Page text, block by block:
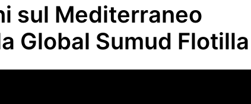
sul Mediterraneo
Global Sumud Flotilla